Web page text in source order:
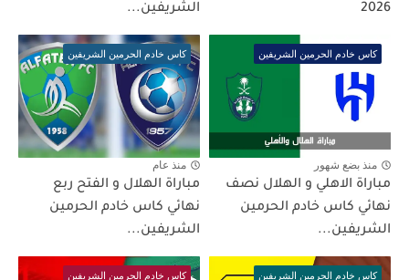
2026
الشريفين...
كاس خادم الحرمين الشريفين
منذ بضع شهور
مباراة الاهلي و الهلال نصف
نهائي كاس خادم الحرمين
الشريفين...
كاس خادم الحرمين الشريفين
منذ عام
مباراة الهلال و الفتح ربع
نهائي كاس خادم الحرمين
الشريفين...
كاس خادم الحرمين الشريفين كاس خادم الحرمين الشريفين